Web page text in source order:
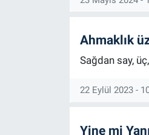
Ahmaklık
Sağdan say,
22 Eylül 2023 -
Yine mi